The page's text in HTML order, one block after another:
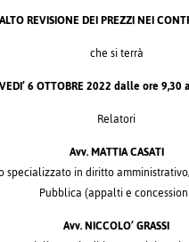
REVISIONE DEI PREZZI NEI
che si terrà
6 OTTOBRE 2022 dalle ore
Relatori
Avv. MATTIA CASATI
specializzato in diritto
Pubblica (appalti e
Avv. NICCOLO’ GRASSI